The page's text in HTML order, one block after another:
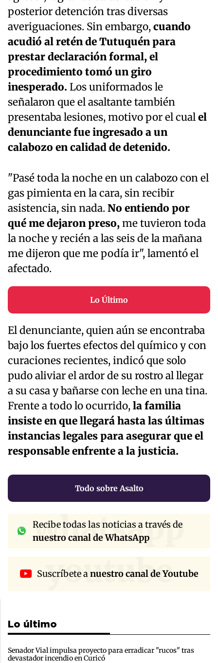
posterior detención tras diversas
averiguaciones. Sin embargo,cuando
acudió al retén de Tutuquén para
prestar declaración formal, el
procedimiento tomó un giro
inesperado. Los uniformados le
señalaron que el asaltante también
presentaba lesiones, motivo por el cualel
denunciante fue ingresado a un
calabozo en calidad de detenido.
"Pasé toda la noche en un calabozo con el
gas pimienta en la cara, sin recibir
asistencia, sin nada. No entiendo por
qué me dejaron preso,me tuvieron toda
la noche y recién a las seis de la mañana
me dijeron que me podía ir", lamentó el
afectado.
Lo Último
El denunciante, quien aún se encontraba
bajo los fuertes efectos del químico y con
curaciones recientes, indicó que solo
pudo aliviar el ardor de su rostro al llegar
a su casa y bañarse con leche en una tina.
Frente a todo lo ocurrido,la familia
insiste en que llegará hasta las últimas
instancias legales para asegurar que el
responsable enfrente a la justicia.
Todo sobre Asalto
whatsapp
Recibe todas las noticias a través de
nuestro canal de WhatsApp
youtube
Suscríbete anuestro canal de Youtube
Lo último
Senador Vial impulsa proyecto para erradicar "rucos" tras
devastador incendio en Curicó